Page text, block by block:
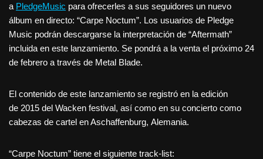
a PledgeMusic para ofrecerles a sus seguidores un nuevo
álbum en directo: “Carpe Noctum”. Los usuarios de Pledge
Music podrán descargarse la interpretación de “Aftermath”
incluida en este lanzamiento. Se pondrá a la venta el próximo 24
de febrero a través de Metal Blade.
El contenido de este lanzamiento se registró en la edición
de 2015 del Wacken festival, así como en su concierto como
cabezas de cartel en Aschaffenburg, Alemania.
“Carpe Noctum” tiene el siguiente track-list: